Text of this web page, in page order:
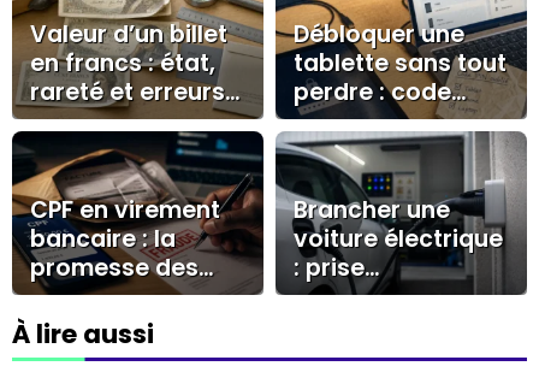
Valeur d’un billet
en francs : état,
rareté et erreurs
à éviter avant de
vendre
Débloquer une
tablette sans tout
perdre : code
oublié, Samsung
et solutions
officielles
CPF en virement
bancaire : la
promesse des
forums qui doit
vous alerter
Brancher une
voiture électrique
: prise
domestique, prise
Wallbox et borne
À lire aussi